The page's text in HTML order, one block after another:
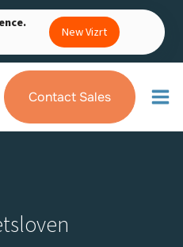
New Vizrt
Contact Sales